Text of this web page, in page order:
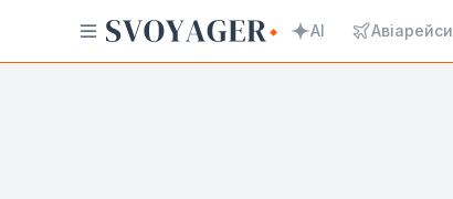
AI Авіарейси